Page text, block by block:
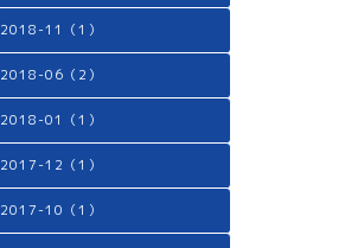
2018-11（1）
2018-06（2）
2018-01（1）
2017-12（1）
2017-10（1）